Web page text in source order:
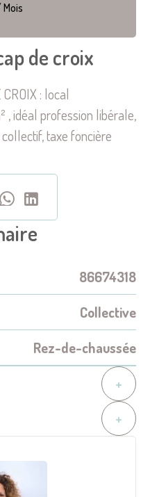
de croix
: local
, idéal profession libérale,
taxe foncière
86674318
Collective
Rez-de-chaussée
+
+